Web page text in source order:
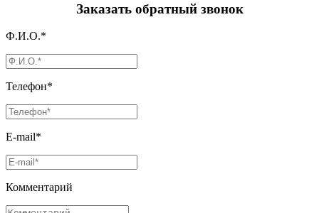
Заказать обратный звонок
Ф.И.О.*
Телефон*
E-mail*
Комментарий